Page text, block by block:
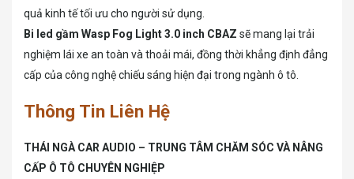
quả kinh tế tối ưu cho người sử dụng.
Bi led gầm Wasp Fog Light 3.0 inch CBAZ sẽ mang lại trải
nghiệm lái xe an toàn và thoải mái, đồng thời khẳng định đẳng
cấp của công nghệ chiếu sáng hiện đại trong ngành ô tô.
Thông Tin Liên Hệ
THÁI NGÀ CAR AUDIO – TRUNG TÂM CHĂM SÓC VÀ NÂNG
CẤP Ô TÔ CHUYÊN NGHIỆP